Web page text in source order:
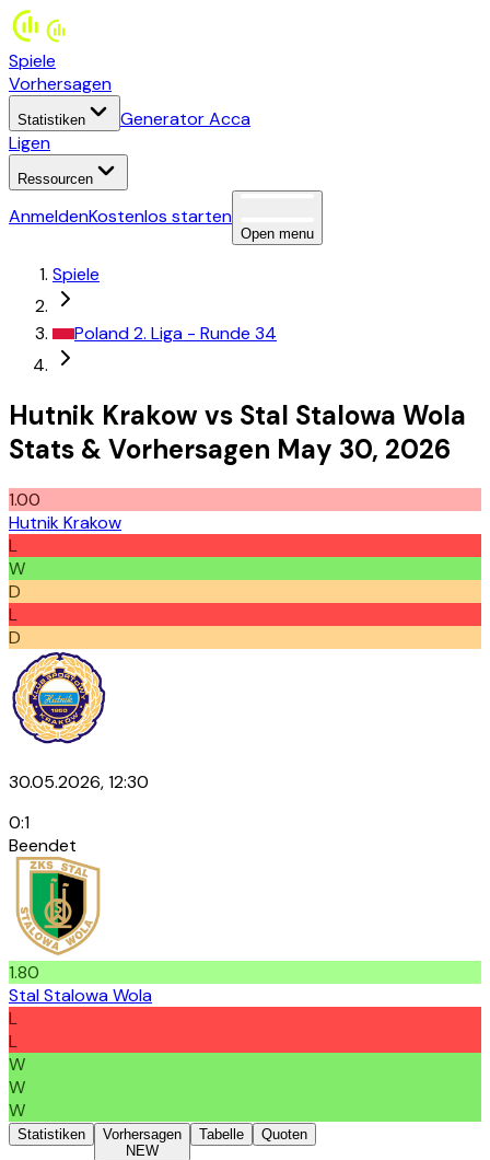
Spiele
Vorhersagen
Statistiken
Generator Acca
Ligen
Ressourcen
AnmeldenKostenlos starten
Open menu
Spiele
Poland2. Liga - Runde 34
Hutnik Krakowvs Stal Stalowa Wola
Stats & Vorhersagen May 30, 2026
1.00
Hutnik Krakow
L
W
D
L
D
30.05.2026, 12:30
0:1
Beendet
1.80
Stal Stalowa Wola
L
L
W
W
W
Statistiken
Vorhersagen
NEW
Tabelle Quoten